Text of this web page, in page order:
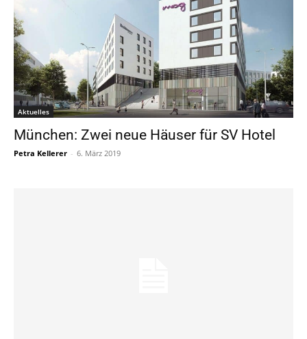
Aktuelles
München: Zwei neue Häuser für SV Hotel
Petra Kellerer - 6. März 2019